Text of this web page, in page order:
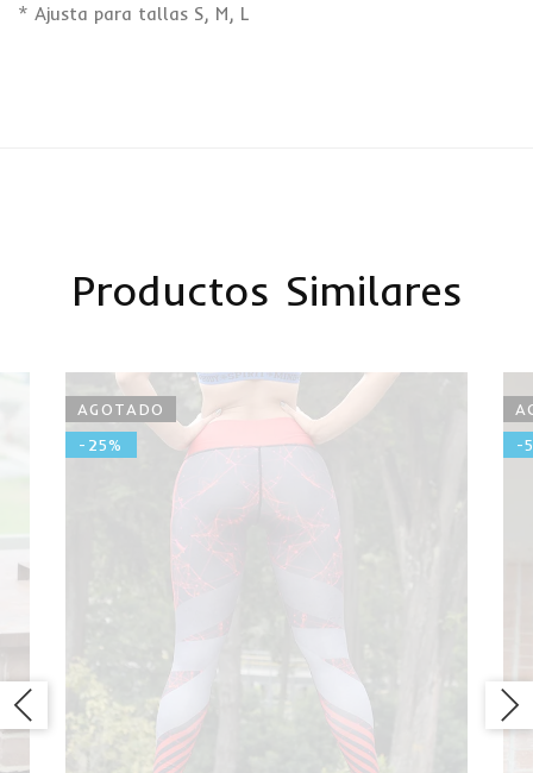
* Ajusta para tallas S, M, L
Productos Similares
AGOTADO
-25%
-